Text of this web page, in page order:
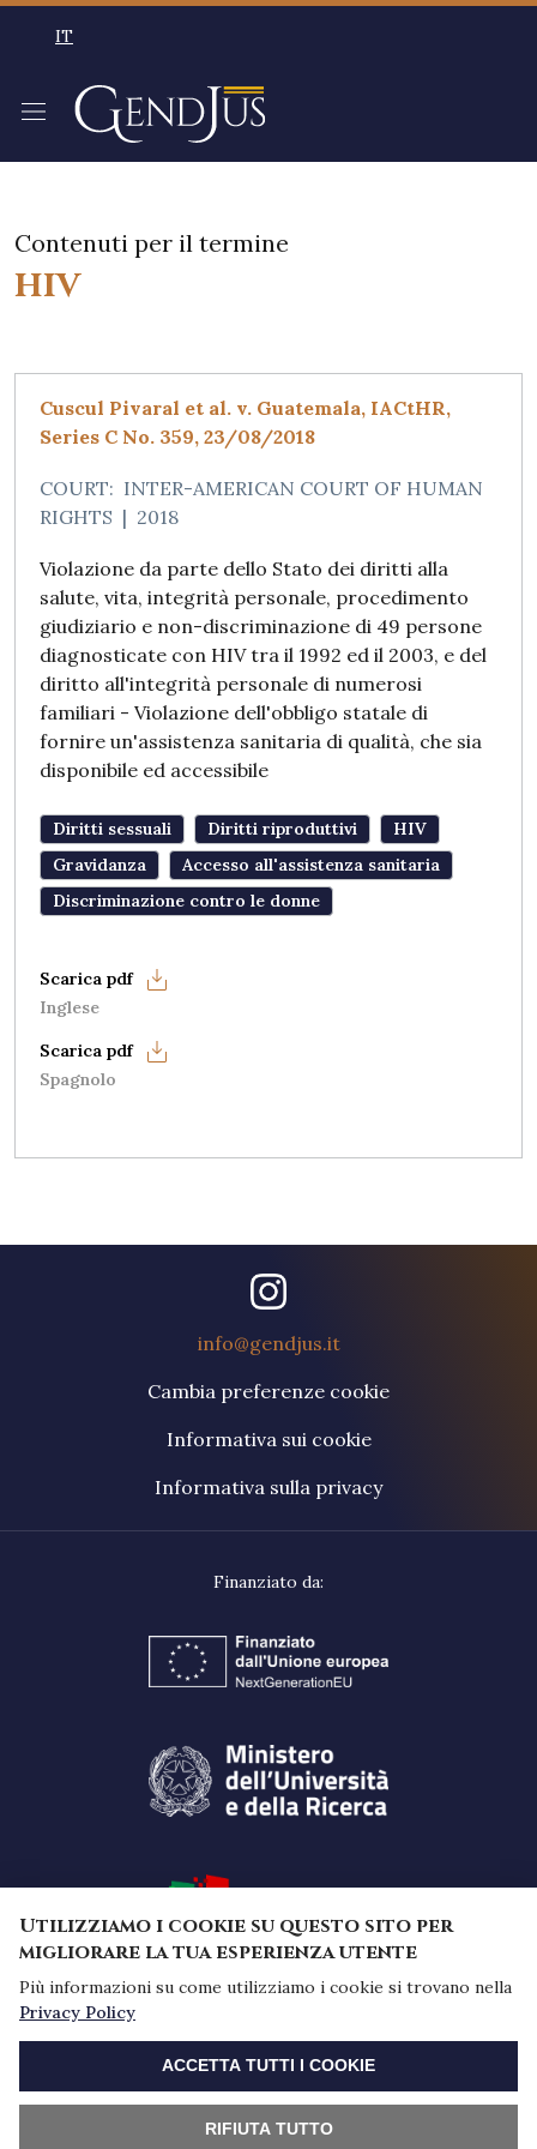
Salta al contenuto principale
SELEZIONE LINGUA: LINGUA SELEZIONATA ITALIAN
IT
Contenuti per il termine
HIV
Cuscul Pivaral et al. v. Guatemala, IACtHR,
Series C No. 359, 23/08/2018
COURT: INTER-AMERICAN COURT OF HUMAN
RIGHTS | 2018
Violazione da parte dello Stato dei diritti alla
salute, vita, integrità personale, procedimento
giudiziario e non-discriminazione di 49 persone
diagnosticate con HIV tra il 1992 ed il 2003, e del
diritto all'integrità personale di numerosi
familiari - Violazione dell'obbligo statale di
fornire un'assistenza sanitaria di qualità, che sia
disponibile ed accessibile
Diritti sessuali Diritti riproduttivi
HIV
Gravidanza
Accesso all'assistenza sanitaria
Discriminazione contro le donne
Inglese
Spagnolo
Ripresa e Resilienza (PNRR) - Missione 4 "Istruzione
e ricerca" - Componente 2 "Dalla ricerca all'impresa"
- Investimento 1.1, Avviso Prin 2022 PNRR indetto
info@gendjus.it
Cambia preferenze cookie
Informativa sui cookie
Informativa sulla privacy
Utilizziamo i cookie su questo sito per
migliorare la tua esperienza utente
Più informazioni su come utilizziamo i cookie si trovano nella
Privacy Policy
RIFIUTA TUTTO
ACCETTA TUTTI I COOKIE
REVOCA CONSENSO